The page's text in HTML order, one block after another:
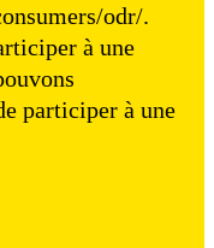
odr/.
à une
participer à une